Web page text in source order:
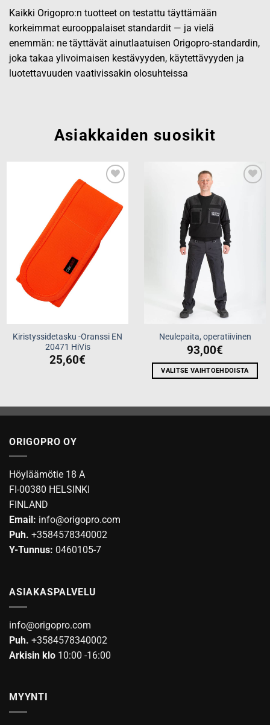
Kaikki Origopro:n tuotteet on testattu täyttämään
korkeimmat eurooppalaiset standardit — ja vielä
enemmän: ne täyttävät ainutlaatuisen Origopro-standardin,
joka takaa ylivoimaisen kestävyyden, käytettävyyden ja
luotettavuuden vaativissakin olosuhteissa
Asiakkaiden suosikit
Add to
wishlist
Kiristyssidetasku -Oranssi EN
20471 HiVis
25,60€
Neulepaita, operatiivinen
93,00€
VALITSE VAIHTOEHDOISTA
on
ORIGOPRO OY
Höyläämötie 18 A
FI-00380 HELSINKI
FINLAND
Email: info@origopro.com
Puh. +3584578340002
Y-Tunnus: 0460105-7
ASIAKASPALVELU
info@origopro.com
Puh. +3584578340002
Arkisin klo 10:00 -16:00
MYYNTI